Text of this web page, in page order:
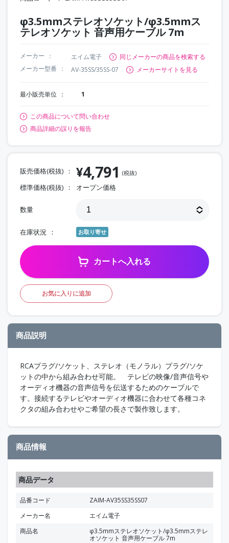
φ3.5mmステレオソケット/φ3.5mmス
テレオソケット 音声用ケーブル 7m
メーカー エイム電子
同じメーカーの商品を検索する
メーカー型番
AV-35SS/35SS-07 メーカーサイトを見る
最小販売単位 1
この商品について問い合わせ
商品詳細の誤りを報告
販売価格(税抜) ¥4,791 (税抜)
標準価格(税抜) オープン価格
数量
在庫状況 お取り寄せ
カートへ入れる
お気に入りに追加
商品説明
RCAプラグ/ソケット、ステレオ（モノラル）プラグ/ソケ
ットの中から組み合わせ可能。 テレビの映像/音声信号や
オーディオ機器の音声信号を伝送するためのケーブルで
す。接続するテレビやオーディオ機器に合わせて各種コネ
クタの組み合わせやご希望の長さで製作致します。
商品情報
商品データ
品番コード
ZAIM-AV35SS35SS07
メーカー名
エイム電子
商品名
φ3.5mmステレオソケット/φ3.5mmステレ
オソケット 音声用ケーブル 7m